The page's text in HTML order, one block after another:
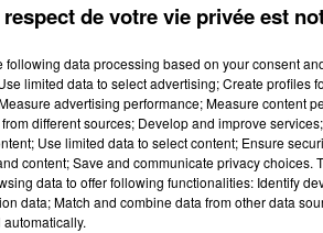
respect de votre vie privée est
following data processing based on your consent
limited data to select advertising; Create profiles
advertising performance; Measure content
different sources; Develop and improve
Use limited data to select content; Ensure
content; Save and communicate privacy choices.
data to offer following functionalities: Identify
data; Match and combine data from other data